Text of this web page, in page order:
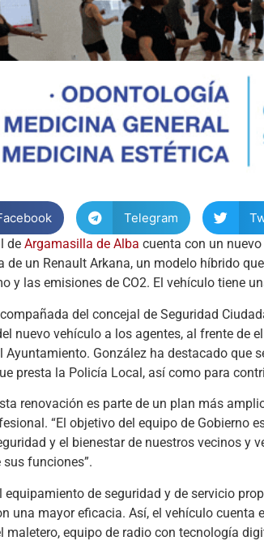
Telegram
de Argamasilla de Alba cuenta con un
de un Renault Arkana, un modelo híbrido
y las emisiones de CO2. El vehículo tiene
del concejal de Seguridad
nuevo vehículo a los agentes, al frente de
González ha destacado que
presta la Policía Local, así como para
renovación es parte de un plan más
“El objetivo del equipo de Gobierno
y el bienestar de nuestros vecinos y
sus funciones”.
equipamiento de seguridad y de servicio
una mayor eficacia. Así, el vehículo
maletero, equipo de radio con tecnología